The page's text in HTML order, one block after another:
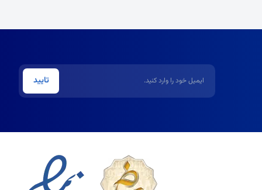
ایمیل
تایید